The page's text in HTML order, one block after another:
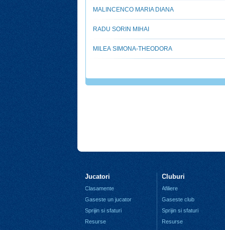
MALINCENCO MARIA DIANA
RADU SORIN MIHAI
MILEA SIMONA-THEODORA
Jucatori
Clasamente
Gaseste un jucator
Sprijin si sfaturi
Resurse
Cluburi
Afiliere
Gaseste club
Sprijin si sfaturi
Resurse